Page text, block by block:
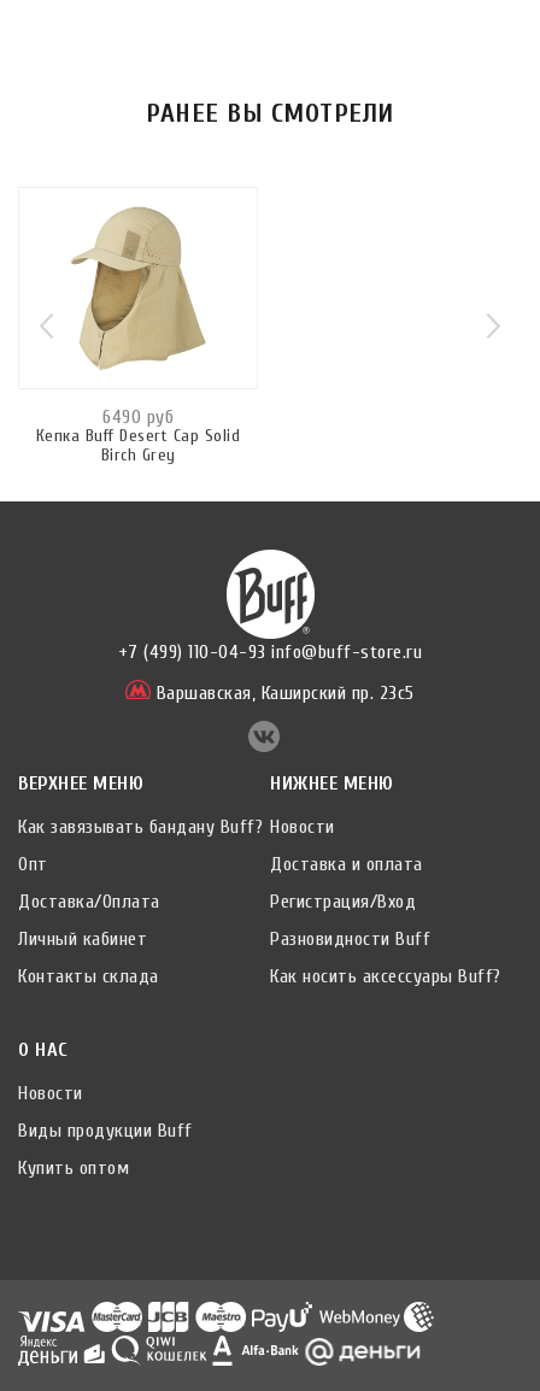
РАНЕЕ ВЫ СМОТРЕЛИ
6490 руб
Кепка Buff Desert Cap Solid
Birch Grey
+7 (499) 110-04-93 info@buff-store.ru
Варшавская, Каширский пр. 23с5
ВЕРХНЕЕ МЕНЮ
Как завязывать бандану Buff?
Опт
Доставка/Оплата
Личный кабинет
Контакты склада
НИЖНЕЕ МЕНЮ
Новости
Доставка и оплата
Регистрация/Вход
Разновидности Buff
Как носить аксессуары Buff?
О НАС
Новости
Виды продукции Buff
Купить оптом